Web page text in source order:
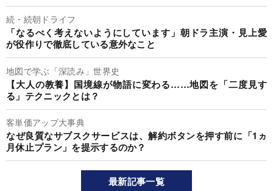
続・続朝ドライフ
「なるべく考えないようにしています」朝ドラ主演・見上愛
が役作りで徹底している意外なこと
地図で学ぶ「深読み」世界史
【大人の教養】国境線が物語に変わる……地図を「二度見す
る」テクニックとは？
客単価アップ大事典
なぜ良質なサブスクサービスは、解約ボタンを押す前に「1ヵ
月休止プラン」を提示するのか？
最新記事一覧